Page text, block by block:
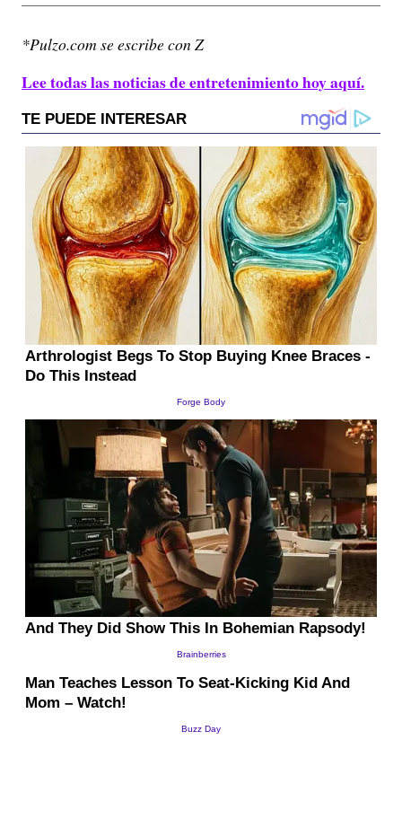
*Pulzo.com se escribe con Z
Lee todas las noticias de entretenimiento hoy aquí.